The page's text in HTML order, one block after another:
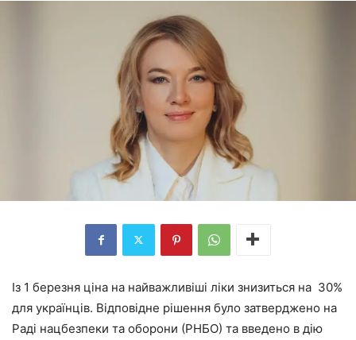
Із 1 березня ціна на найважливіші ліки знизиться на 30%
для українців. Відповідне рішення було затверджено на
Раді нацбезпеки та оборони (РНБО) та введено в дію